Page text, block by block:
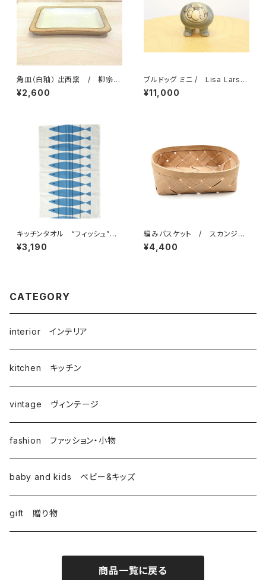
角皿（白釉） 出西窯 / 柳宗理
ディレクション出西窯シリーズ
¥2,600
ブルドッグ ミニ / Lisa Larso
n リサ・ラーソン
¥11,000
キッチンタオル “フィッシュ”
/ アルメダールス/ALMEDA
HLS by マリアンヌ・ニルソン
¥3,190
編みバスケット / スカンジナ
ビスク・ヘムスロイド
¥4,400
CATEGORY
interior インテリア
kitchen キッチン
vintage ヴィンテージ
fashion ファッション・小物
baby and kids ベビー&キッズ
gift 贈り物
商品一覧に戻る